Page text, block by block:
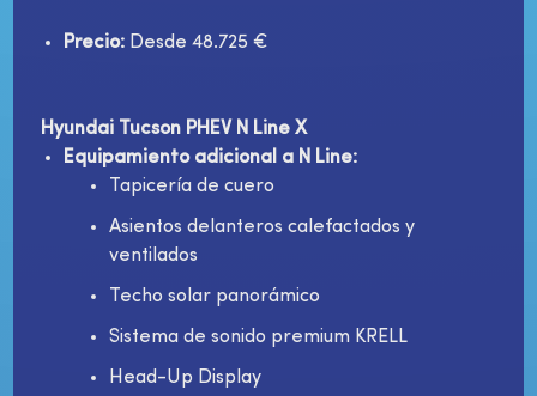
Precio:Desde 48.725 €
Hyundai Tucson PHEV N Line X
Equipamiento adicional a N Line:
Tapicería de cuero
Asientos delanteros calefactados y
ventilados
Techo solar panorámico
Sistema de sonido premium KRELL
Head-Up Display